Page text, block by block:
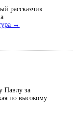
рассказчик.
→
Павлу за
по высокому